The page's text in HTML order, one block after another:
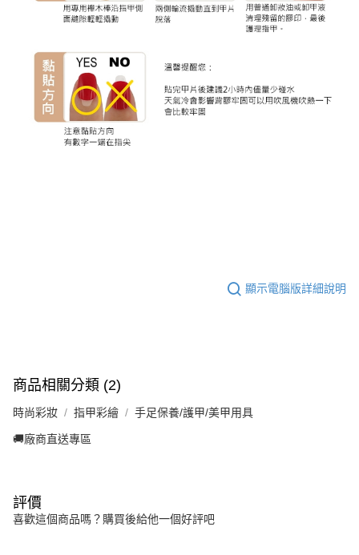
顯示電腦版詳細說明
商品相關分類 (2)
時尚彩妝 指甲彩繪 手足保養/護甲/美甲用具
🚚廠商直送專區
評價
喜歡這個商品嗎？購買後給他一個好評吧